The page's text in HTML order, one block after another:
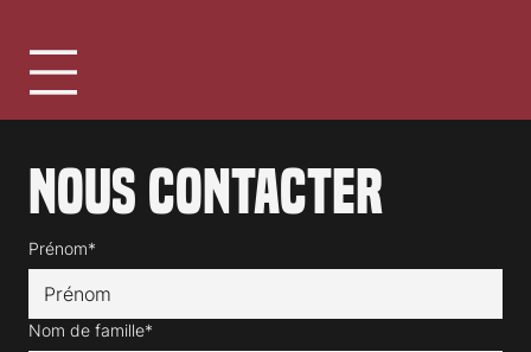
Nous contacter
Prénom*
Nom de famille*